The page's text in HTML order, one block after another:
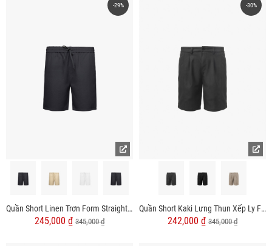
-29%
Quần Short Linen Trơn Form Straight QS085
245,000 ₫345,000 ₫
-30%
Quần Short Kaki Lưng Thun Xếp Ly Form Regular QS065
242,000 ₫345,000 ₫